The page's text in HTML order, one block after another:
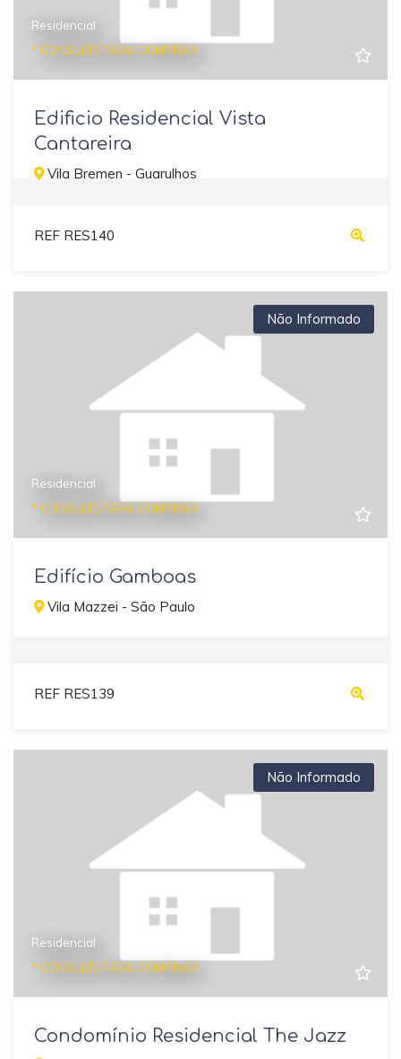
Residencial
* CONSULTE PARA COMPRAR
Edificio Residencial Vista
Cantareira
Vila Bremen - Guarulhos
REF RES140
Não Informado
Residencial
* CONSULTE PARA COMPRAR
Edifício Gamboas
Vila Mazzei - São Paulo
REF RES139
Não Informado
Residencial
* CONSULTE PARA COMPRAR
Condomínio Residencial The Jazz